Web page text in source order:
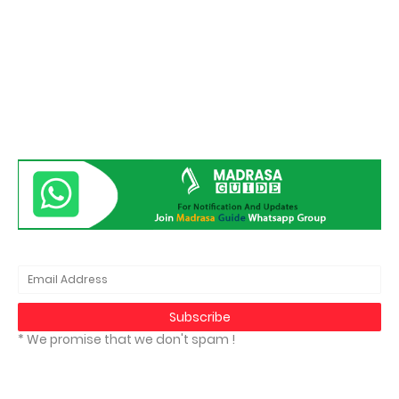
* We promise that we don't spam !